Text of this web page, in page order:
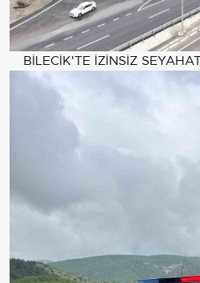
BİLECİK'TE İZİNSİZ